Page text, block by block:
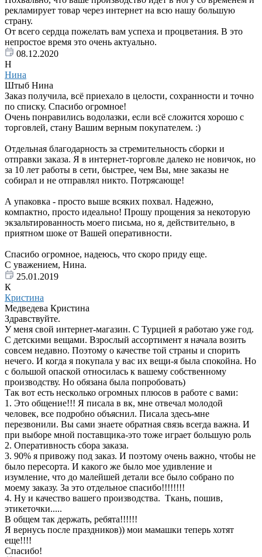
рекламирует товар через интернет на всю нашу большую
страну.
От всего сердца пожелать вам успеха и процветания. В это
непростое время это очень актуально.
08.12.2020
Н
Нина
Штыб Нина
Заказ получила, всё приехало в целости, сохранности и точно
по списку. Спасибо огромное!
Очень понравились водолазки, если всё сложится хорошо с
торговлей, стану Вашим верным покупателем. :)
Отдельная благодарность за стремительность сборки и
отправки заказа. Я в интернет-торговле далеко не новичок, но
за 10 лет работы в сети, быстрее, чем Вы, мне заказы не
собирал и не отправлял никто. Потрясающе!
А упаковка - просто выше всяких похвал. Надежно,
компактно, просто идеально! Прошу прощения за некоторую
экзальтированность моего письма, но я, действительно, в
приятном шоке от Вашей оперативности.
Спасибо огромное, надеюсь, что скоро приду еще.
С уважением, Нина.
25.01.2019
К
Кристина
Медведева Кристина
Здравствуйте.
У меня свой интернет-магазин. С Турцией я работаю уже год.
С детскими вещами. Взрослый ассортимент я начала возить
совсем недавно. Поэтому о качестве той страны и спорить
нечего. И когда я покупала у вас их вещи-я была спокойна. Но
с большой опаской относилась к вашему собственному
производству. Но обязана была попробовать)
Так вот есть несколько огромных плюсов в работе с вами:
1. Это общение!!! Я писала в вк, мне отвечал молодой
человек, все подробно объяснил. Писала здесь-мне
перезвонили. Вы сами знаете обратная связь всегда важна. И
при выборе мной поставщика-это тоже играет большую роль
2. Оперативность сбора заказа.
3. 90% я привожу под заказ. И поэтому очень важно, чтобы не
было пересорта. И какого же было мое удивление и
изумление, что до малейшей детали все было собрано по
моему заказу. За это отдельное спасибо!!!!!!!!
4. Ну и качество вашего производства. Ткань, пошив,
этикеточки.....
В общем так держать, ребята!!!!!!
Я вернусь после праздников)) мои мамашки теперь хотят
еще!!!!
Спасибо!